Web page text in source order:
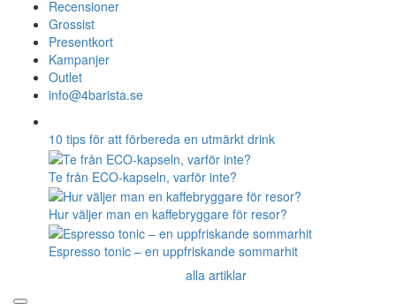
Recensioner
Grossist
Presentkort
Kampanjer
Outlet
info@4barista.se
10 tips för att förbereda en utmärkt drink
Te från ECO-kapseln, varför inte?
Hur väljer man en kaffebryggare för resor?
Espresso tonic – en uppfriskande sommarhit
alla artiklar